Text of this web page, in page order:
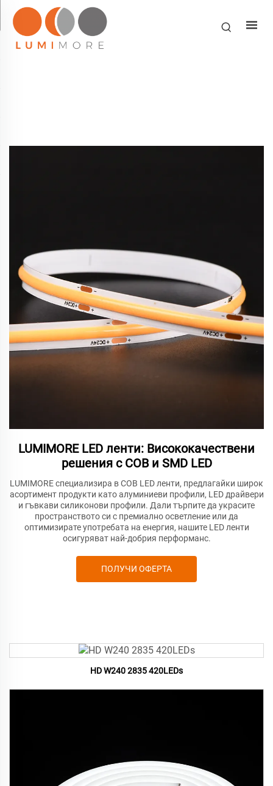
LUMIMORE LED ленти: Висококачествени
решения с COB и SMD LED
LUMIMORE специализира в COB LED ленти, предлагайки широк
асортимент продукти като алуминиеви профили, LED драйвери
и гъвкави силиконови профили. Дали търпите да украсите
пространството си с премиално осветление или да
оптимизирате употребата на енергия, нашите LED ленти
осигуряват най-добрия перформанс.
ПОЛУЧИ ОФЕРТА
HD W240 2835 420LEDs